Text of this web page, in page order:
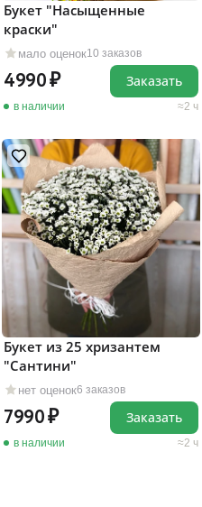
мало оценок10 заказов
Букет "Насыщенные
краски"
4990
в наличии 2 ч
Заказать
нет оценок6 заказов
Букет из 25 хризантем
"Сантини"
7990
в наличии 2 ч
Заказать